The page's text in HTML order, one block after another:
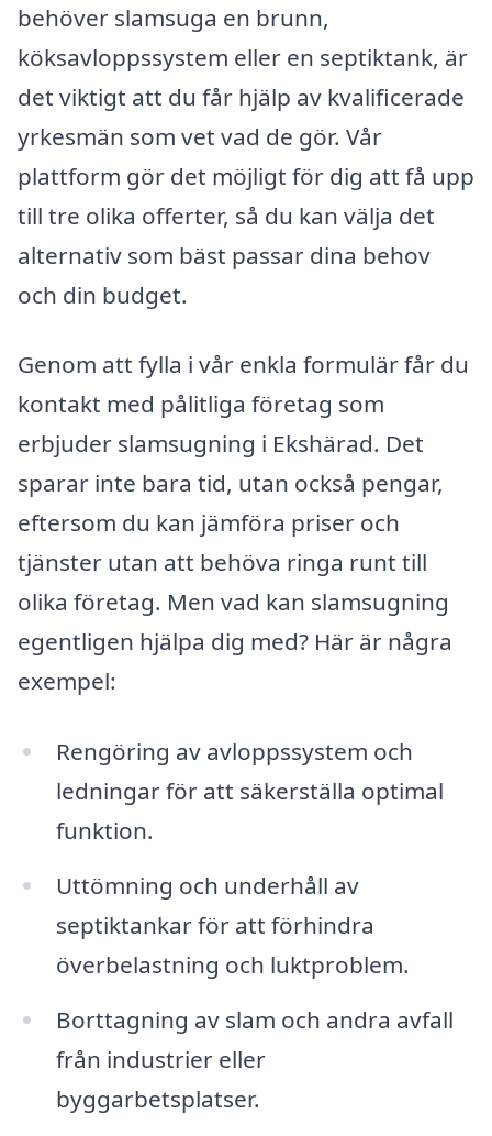
behöver slamsuga en brunn,
köksavloppssystem eller en septiktank, är
det viktigt att du får hjälp av kvalificerade
yrkesmän som vet vad de gör. Vår
plattform gör det möjligt för dig att få upp
till tre olika offerter, så du kan välja det
alternativ som bäst passar dina behov
och din budget.
Genom att fylla i vår enkla formulär får du
kontakt med pålitliga företag som
erbjuder slamsugning i Ekshärad. Det
sparar inte bara tid, utan också pengar,
eftersom du kan jämföra priser och
tjänster utan att behöva ringa runt till
olika företag. Men vad kan slamsugning
egentligen hjälpa dig med? Här är några
exempel:
Rengöring av avloppssystem och
ledningar för att säkerställa optimal
funktion.
Uttömning och underhåll av
septiktankar för att förhindra
överbelastning och luktproblem.
Borttagning av slam och andra avfall
från industrier eller
byggarbetsplatser.